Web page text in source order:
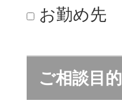
お勤め先
ご相談目的